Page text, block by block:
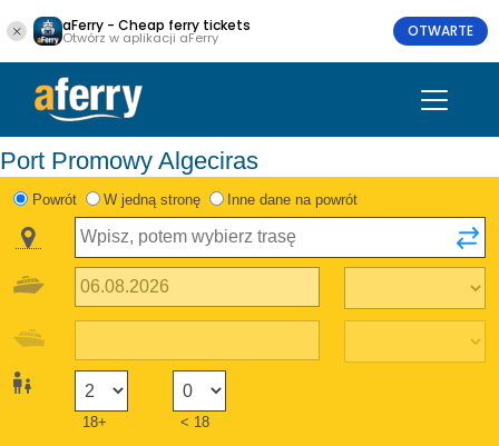
aFerry - Cheap ferry tickets
Otwórz w aplikacji aFerry OTWARTE
Port Promowy Algeciras
Powrót W jedną stronę Inne dane na powrót
18+ < 18